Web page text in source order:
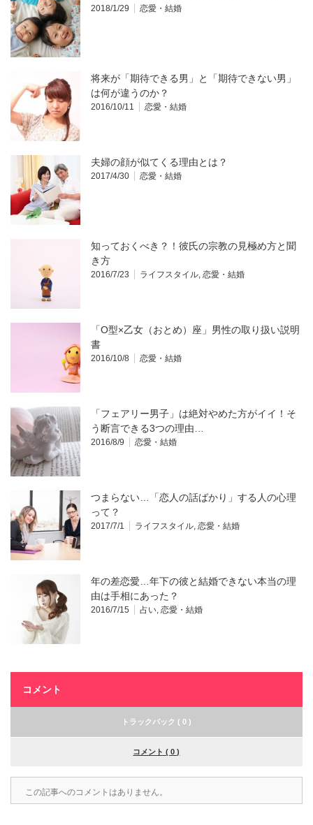
2018/1/29 恋愛・結婚
将来が「期待できる男」と「期待できない男」
は何が違うのか？
2016/10/11 恋愛・結婚
夫婦の顔が似てくる理由とは？
2017/4/30 恋愛・結婚
知っておくべき？！彼氏の宗教の見極め方と聞
き方
2016/7/23 ライフスタイル 恋愛・結婚
「O型×乙女（おとめ）座」男性の取り扱い説明
書
2016/10/8 恋愛・結婚
「フェアリー男子」は絶対やめた方がイイ！そ
う断言できる3つの理由…
2016/8/9 恋愛・結婚
つまらない…「恋人の話ばかり」する人の心理
って？
2017/7/1 ライフスタイル 恋愛・結婚
年の差恋愛…年下の彼と結婚できない本当の理
由は手相にあった？
2016/7/15 占い 恋愛・結婚
コメント
トラックバック ( 0 )
コメント ( 0 )
この記事へのコメントはありません。